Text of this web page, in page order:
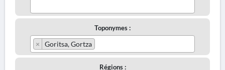
Toponymes :
× Goritsa, Gortza
Régions :